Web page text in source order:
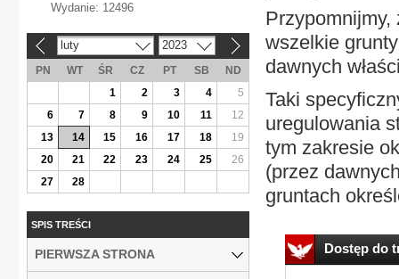
wszelkie
dawnych
Taki
uregulowania
tym zakresie
(przez
gruntach
Dostęp do
Wydanie: 12496
luty 2023
PN WT ŚR CZ PT SB
ND
1
2 3 4
5
6
7 8 9 10 11
12
13
14 15 16 17 18
19
20
21 22 23 24 25
26
27
28
SPIS TREŚCI
PIERWSZA STRONA